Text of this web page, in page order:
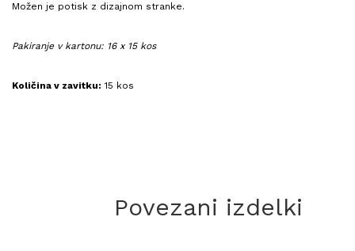
Možen je potisk z dizajnom stranke.
Pakiranje v kartonu: 16 x 15 kos
Količina v zavitku: 15 kos
Povezani izdelki